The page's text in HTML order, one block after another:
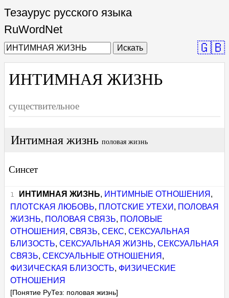
Тезаурус русского языка
RuWordNet
Искать 🇬🇧
ИНТИМНАЯ ЖИЗНЬ
существительное
Интимная жизнь половая жизнь
Синсет
ИНТИМНАЯ ЖИЗНЬ, ИНТИМНЫЕ ОТНОШЕНИЯ ,
ПЛОТСКАЯ ЛЮБОВЬ, ПЛОТСКИЕ УТЕХИ , ПОЛОВАЯ
ЖИЗНЬ, ПОЛОВАЯ СВЯЗЬ, ПОЛОВЫЕ
ОТНОШЕНИЯ ,СВЯЗЬ,СЕКС,СЕКСУАЛЬНАЯ
БЛИЗОСТЬ,СЕКСУАЛЬНАЯ ЖИЗНЬ,СЕКСУАЛЬНАЯ
СВЯЗЬ,СЕКСУАЛЬНЫЕ ОТНОШЕНИЯ ,
ФИЗИЧЕСКАЯ БЛИЗОСТЬ, ФИЗИЧЕСКИЕ
ОТНОШЕНИЯ
[Понятие РуТез: половая жизнь]